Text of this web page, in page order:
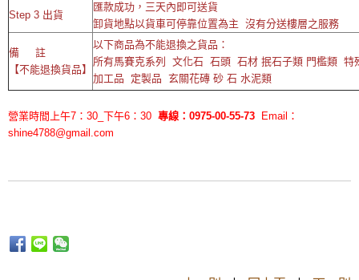
Step 3 出貨
匯款成功，三天內即可送貨
卸貨地點以貨車可停靠位置為主 沒有分送樓層之服務
備 註
【不能退換貨品】
以下商品為不能退換之貨品：
所有馬賽克系列 文化石 石頭 石材 抿石子類 門檻類 特
加工品 定製品 玄關花磚 砂 石 水泥類
營業時間上午7：30_下午6：30 專線：0975-00-55-73
Email：
shine4788@gmail.com